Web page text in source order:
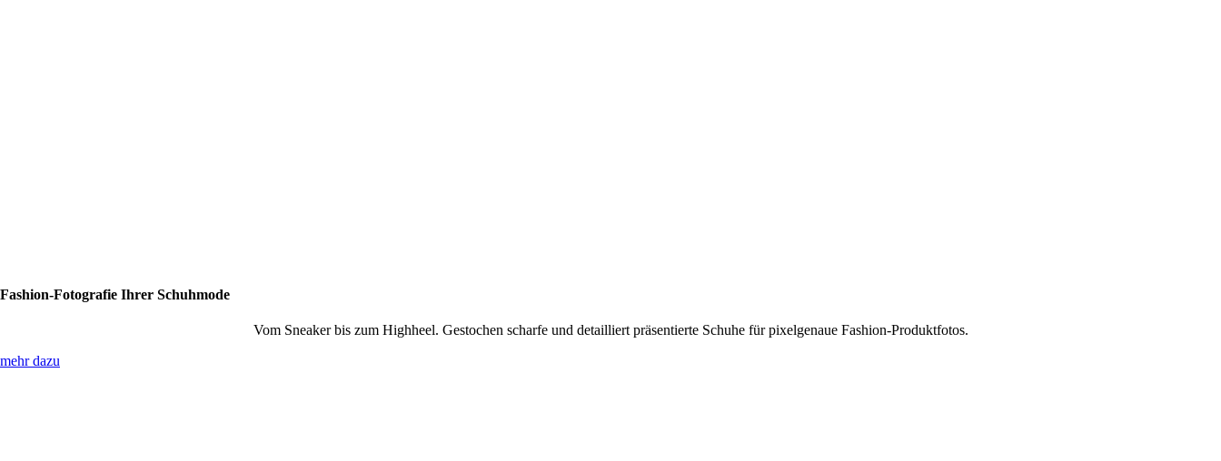
Fashion-Fotografie Ihrer Schuhmode
Vom Sneaker bis zum Highheel. Gestochen scharfe und detailliert präsentierte Schuhe für pixelgenaue Fashion-Produktfotos.
mehr dazu